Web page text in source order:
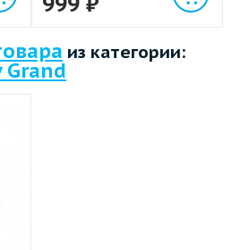
из категории:
Grand